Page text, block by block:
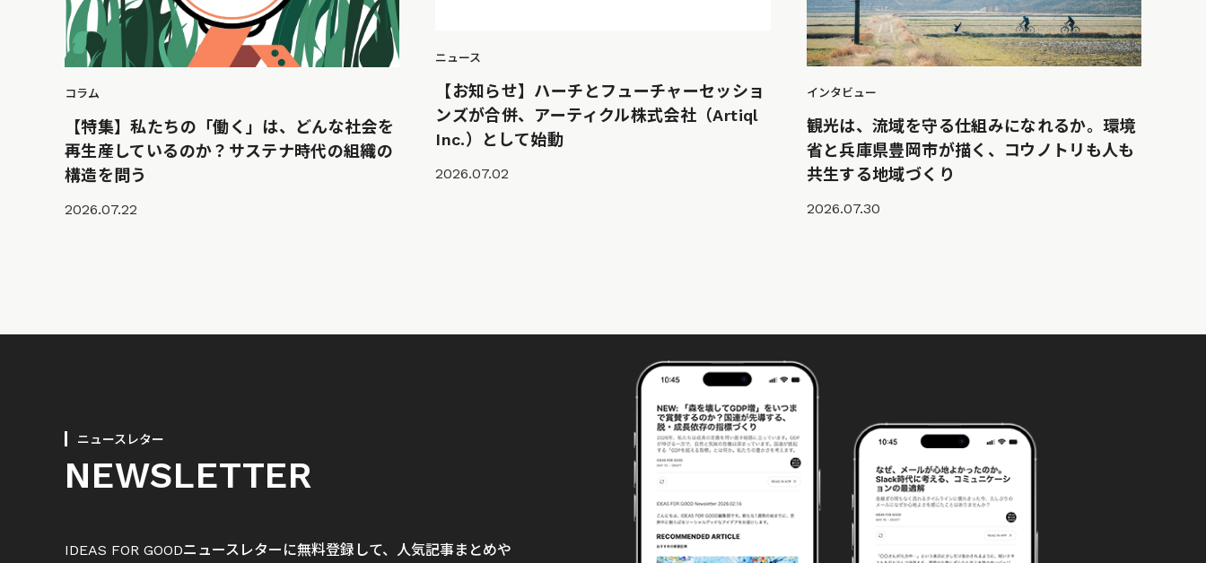
コラム
【特集】私たちの「働く」は、どんな社会を
再生産しているのか？サステナ時代の組織の
構造を問う
2026.07.22
ニュース
【お知らせ】ハーチとフューチャーセッショ
ンズが合併、アーティクル株式会社（Artiql
Inc.）として始動
2026.07.02
インタビュー
観光は、流域を守る仕組みになれるか。環境
省と兵庫県豊岡市が描く、コウノトリも人も
共生する地域づくり
2026.07.30
ニュースレター
NEWSLETTER
IDEAS FOR GOODニュースレターに無料登録して、人気記事まとめや